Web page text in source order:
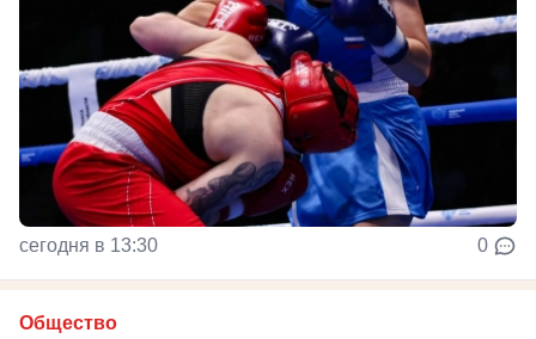
сегодня в 13:30 0
Общество